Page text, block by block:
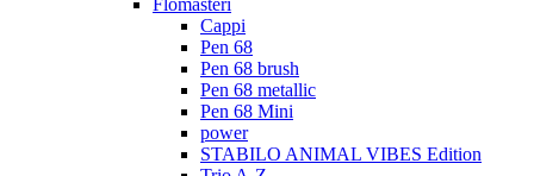
Flomasteri
Cappi
Pen 68
Pen 68 brush
Pen 68 metallic
Pen 68 Mini
power
STABILO ANIMAL VIBES Edition